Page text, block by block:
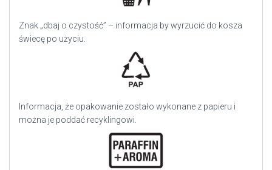
Znak „dbaj o czystość” – informacja by wyrzucić do kosza
świecę po użyciu.
Informacja, że opakowanie zostało wykonane z papieru i
można je poddać recyklingowi.